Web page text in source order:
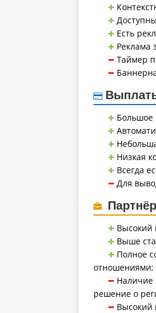
Есть
Реклама
Таймер
Большое
Низкая
Всегда
Для
Высокий
Выше
Полное
отношениями;
Наличие
решение о
Высокий